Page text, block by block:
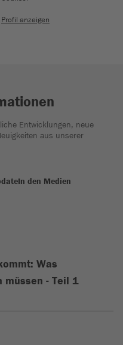
Profil anzeigen
Entwicklungen, neue
aus unserer
In den Medien
Was
müssen - Teil 1